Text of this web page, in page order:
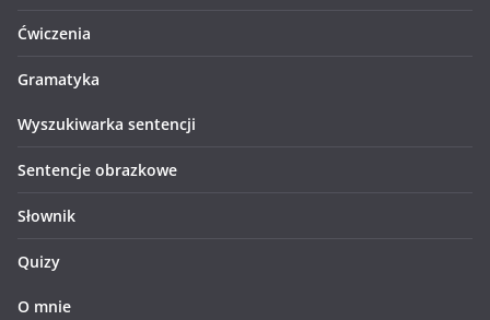
Ćwiczenia
Gramatyka
Wyszukiwarka sentencji
Sentencje obrazkowe
Słownik
Quizy
O mnie